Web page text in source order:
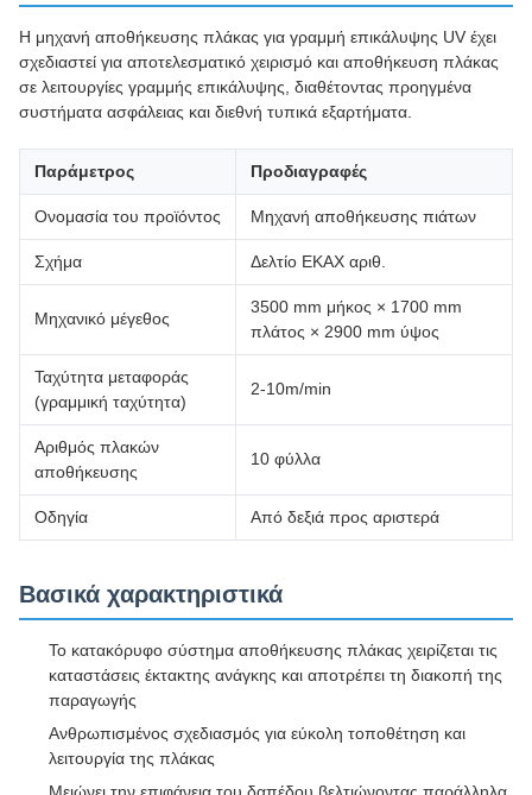
Η μηχανή αποθήκευσης πλάκας για γραμμή επικάλυψης UV έχει
σχεδιαστεί για αποτελεσματικό χειρισμό και αποθήκευση πλάκας
σε λειτουργίες γραμμής επικάλυψης, διαθέτοντας προηγμένα
συστήματα ασφάλειας και διεθνή τυπικά εξαρτήματα.
Παράμετρος Προδιαγραφές
Ονομασία του προϊόντος Μηχανή αποθήκευσης πιάτων
Σχήμα Δελτίο ΕΚΑΧ αριθ.
Μηχανικό μέγεθος
3500 mm μήκος × 1700 mm
πλάτος × 2900 mm ύψος
Ταχύτητα μεταφοράς
(γραμμική ταχύτητα)
2-10m/min
Αριθμός πλακών
αποθήκευσης
10 φύλλα
Οδηγία Από δεξιά προς αριστερά
Βασικά χαρακτηριστικά
Το κατακόρυφο σύστημα αποθήκευσης πλάκας χειρίζεται τις
καταστάσεις έκτακτης ανάγκης και αποτρέπει τη διακοπή της
παραγωγής
Ανθρωπισμένος σχεδιασμός για εύκολη τοποθέτηση και
λειτουργία της πλάκας